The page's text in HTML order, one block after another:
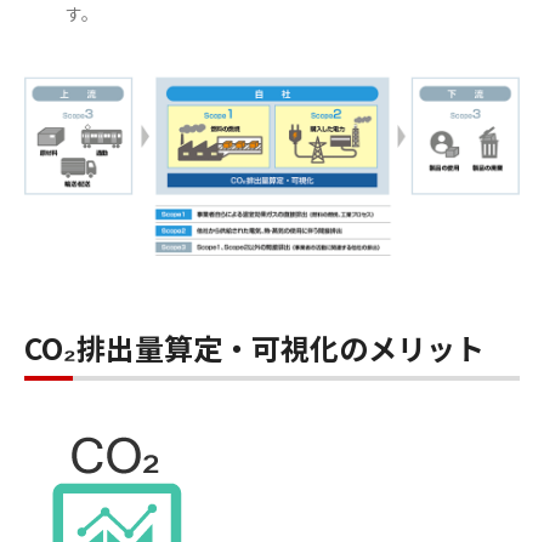
す。
CO₂排出量算定・可視化のメリット